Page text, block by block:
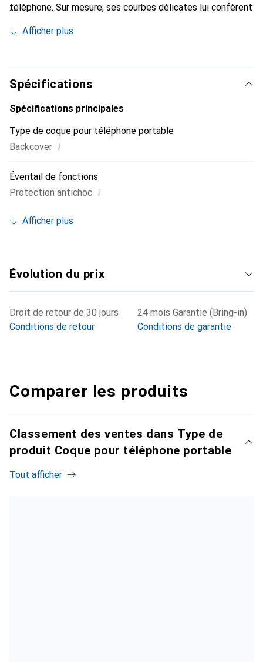
téléphone. Sur mesure, ses courbes délicates lui confèrent
et indispensable de votre smartphone. Reconnaître
marque Noreve est un choix sûr pour une clientèle
exigeante.
Afficher plus
Spécifications
Spécifications principales
Type de coque pour téléphone portable
Backcover i
Éventail de fonctions
Protection antichoc i
Afficher plus
Évolution du prix
Droit de retour de 30 jours
Conditions de retour
24 mois Garantie (Bring-in)
Conditions de garantie
Comparer les produits
Classement des ventes dans Type de
produit Coque pour téléphone portable
Tout afficher